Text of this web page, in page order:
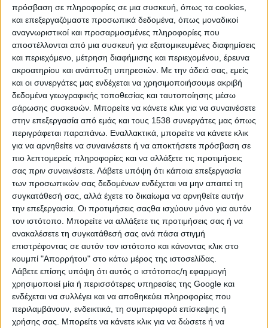
πρόσβαση σε πληροφορίες σε μια συσκευή, όπως τα cookies,
και επεξεργαζόμαστε προσωπικά δεδομένα, όπως μοναδικοί
αναγνωριστικοί και προσαρμοσμένες πληροφορίες που
αποστέλλονται από μια συσκευή για εξατομικευμένες διαφημίσεις
και περιεχόμενο, μέτρηση διαφήμισης και περιεχομένου, έρευνα
ακροατηρίου και ανάπτυξη υπηρεσιών. Με την άδειά σας, εμείς
και οι συνεργάτες μας ενδέχεται να χρησιμοποιήσουμε ακριβή
δεδομένα γεωγραφικής τοποθεσίας και ταυτοποίησης μέσω
σάρωσης συσκευών. Μπορείτε να κάνετε κλικ για να συναινέσετε
στην επεξεργασία από εμάς και τους 1538 συνεργάτες μας όπως
περιγράφεται παραπάνω. Εναλλακτικά, μπορείτε να κάνετε κλικ
για να αρνηθείτε να συναινέσετε ή να αποκτήσετε πρόσβαση σε
πιο λεπτομερείς πληροφορίες και να αλλάξετε τις προτιμήσεις
σας πριν συναινέσετε. Λάβετε υπόψη ότι κάποια επεξεργασία
των προσωπικών σας δεδομένων ενδέχεται να μην απαιτεί τη
συγκατάθεσή σας, αλλά έχετε το δικαίωμα να αρνηθείτε αυτήν
την επεξεργασία. Οι προτιμήσεις σαςθα ισχύουν μόνο για αυτόν
τον ιστότοπο. Μπορείτε να αλλάξετε τις προτιμήσεις σας ή να
ανακαλέσετε τη συγκατάθεσή σας ανά πάσα στιγμή
επιστρέφοντας σε αυτόν τον ιστότοπο και κάνοντας κλικ στο
κουμπί "Απορρήτου" στο κάτω μέρος της ιστοσελίδας.
Λάβετε επίσης υπόψη ότι αυτός ο ιστότοπος/η εφαρμογή
χρησιμοποιεί μία ή περισσότερες υπηρεσίες της Google και
ενδέχεται να συλλέγει και να αποθηκεύει πληροφορίες που
περιλαμβάνουν, ενδεικτικά, τη συμπεριφορά επίσκεψης ή
χρήσης σας. Μπορείτε να κάνετε κλικ για να δώσετε ή να
Από τη στιγμή που θα επανυποβάλουν
τις δηλώσεις μίσθωσης ή και τις